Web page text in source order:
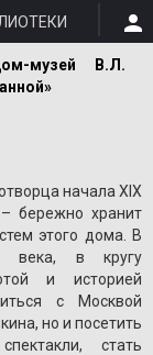
музей В.Л.
начала XIX
бережно хранит
этого дома. В
века, в кругу
и историей
с Москвой
но и посетить
стать